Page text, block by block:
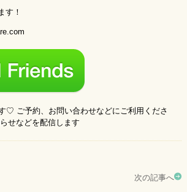
す！
♡ ご予約、お問い合わせなどにご利用くださ
せなどを配信します
次の記事へ